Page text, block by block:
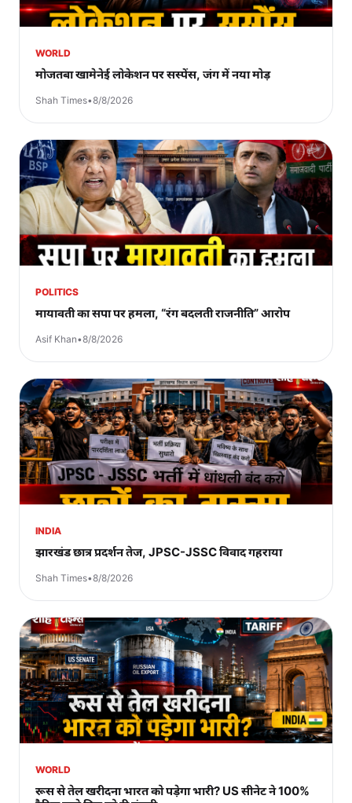
WORLD
मोजतबा खामेनेई लोकेशन पर सस्पेंस, जंग में नया मोड़
Shah Times•8/8/2026
POLITICS
मायावती का सपा पर हमला, “रंग बदलती राजनीति” आरोप
Asif Khan•8/8/2026
INDIA
झारखंड छात्र प्रदर्शन तेज, JPSC-JSSC विवाद गहराया
Shah Times•8/8/2026
WORLD
रूस से तेल खरीदना भारत को पड़ेगा भारी? US सीनेट ने 100%